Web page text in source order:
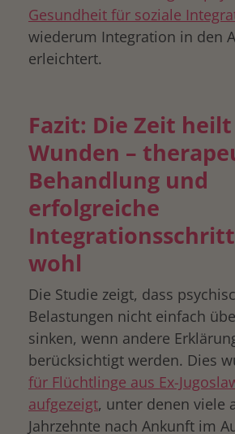
Gesundheit für soziale
wiederum Integration in den
erleichtert.
Fazit: Die Zeit
Wunden –
Behandlung und
erfolgreiche
wohl
Die Studie zeigt, dass
Belastungen nicht einfach
sinken, wenn andere
berücksichtigt werden. Dies
für Flüchtlinge aus Ex-
aufgezeigt, unter denen viele
Jahrzehnte nach Ankunft im